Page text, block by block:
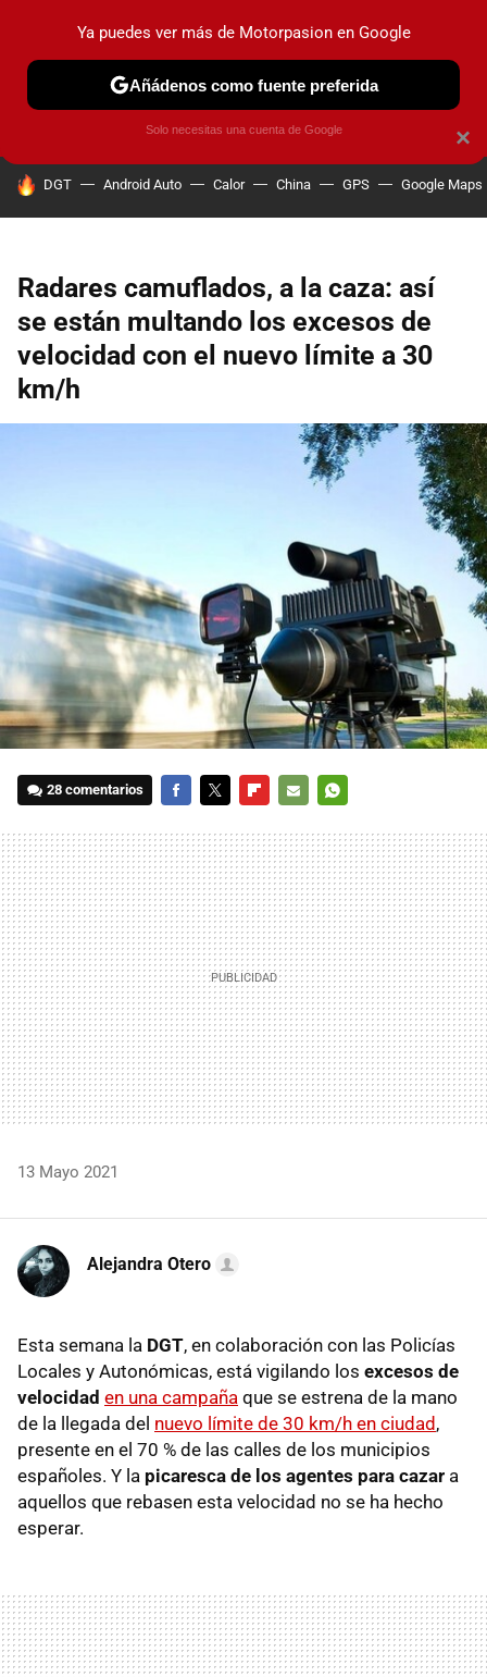
PRUEBAS COCHES ELÉCTRICOS OBSERVATORIO
HOY SE HABLA DE
DGT Android Auto Calor China GPS Google Maps
Radares camuflados, a la caza: así
se están multando los excesos de
velocidad con el nuevo límite a 30
km/h
28 comentarios
MAIL
13 Mayo 2021
Alejandra Otero
Esta semana la DGT, en colaboración con las Policías
Locales y Autonómicas, está vigilando los excesos de
velocidad en una campaña que se estrena de la mano
de la llegada del nuevo límite de 30 km/h en ciudad,
presente en el 70 % de las calles de los municipios
españoles. Y la picaresca de los agentes para cazar a
aquellos que rebasen esta velocidad no se ha hecho
esperar.
×
Ya puedes ver más de Motorpasion en Google
Añádenos como fuente preferida
Solo necesitas una cuenta de Google